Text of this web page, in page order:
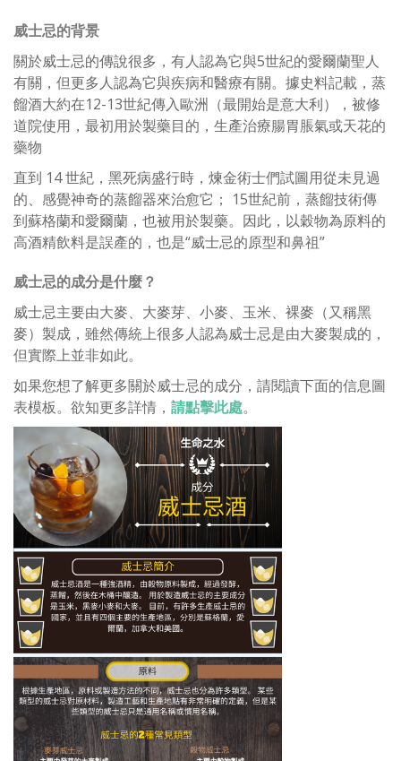
威士忌的背景
關於威士忌的傳說很多，有人認為它與5世紀的愛爾蘭聖人
有關，但更多人認為它與疾病和醫療有關。據史料記載，蒸
餾酒大約在12-13世紀傳入歐洲（最開始是意大利），被修
道院使用，最初用於製藥目的，生產治療腸胃脹氣或天花的
藥物
直到 14 世紀，黑死病盛行時，煉金術士們試圖用從未見過
的、感覺神奇的蒸餾器來治愈它； 15世紀前，蒸餾技術傳
到蘇格蘭和愛爾蘭，也被用於製藥。因此，以穀物為原料的
高酒精飲料是誤產的，也是“威士忌的原型和鼻祖”
威士忌的成分是什麼？
威士忌主要由大麥、大麥芽、小麥、玉米、裸麥（又稱黑
麥）製成，雖然傳統上很多人認為威士忌是由大麥製成的，
但實際上並非如此。
如果您想了解更多關於威士忌的成分，請閱讀下面的信息圖
表模板。欲知更多詳情， 請點擊此處。